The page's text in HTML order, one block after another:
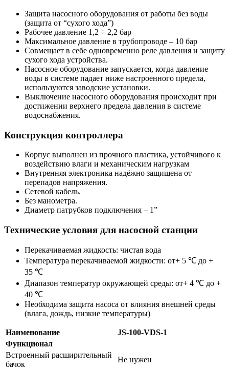
Защита насосного оборудования от работы без воды
(защита от “сухого хода”)
Рабочее давление 1,2 ÷ 2,2 бар
Максимальное давление в трубопроводе – 10 бар
Совмещает в себе одновременно реле давления и защиту
сухого хода устройства.
Насосное оборудование запускается, когда давление
воды в системе падает ниже настроенного предела,
используются заводские установки.
Выключение насосного оборудования происходит при
достижении верхнего предела давления в системе
водоснабжения.
Конструкция контроллера
Корпус выполнен из прочного пластика, устойчивого к
воздействию влаги и механическим нагрузкам
Внутренняя электроника надёжно защищена от
перепадов напряжения.
Сетевой кабель.
Без манометра.
Диаметр патрубков подключения – 1”
Технические условия для насосной станции
Перекачиваемая жидкость: чистая вода
Температура перекачиваемой жидкости: от+ 5 ℃ до +
35 ℃
Диапазон температур окружающей среды: от+ 4 ℃ до +
40 ℃
Необходима защита насоса от влияния внешней среды
(влага, дождь, низкие температуры)
Наименование
JS-100-VDS-1
Функционал
Встроенный расширительный
бачок
Не нужен